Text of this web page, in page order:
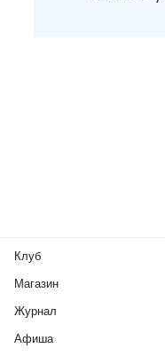
Клуб
Магазин
Журнал
Афиша